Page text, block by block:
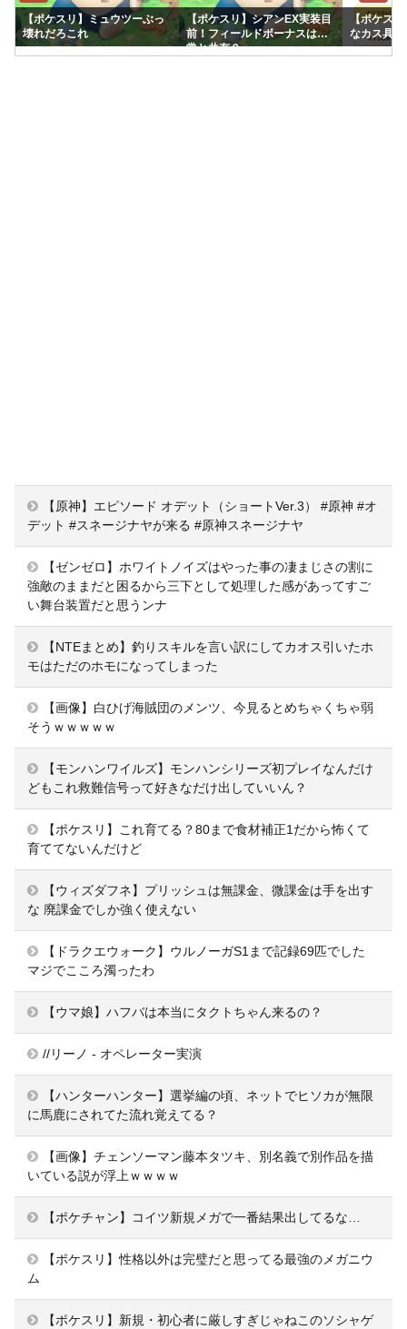
【ポケスリ】ミュウツーぶっ
壊れだろこれ
【ポケスリ】シアンEX実装目
前！フィールドボーナスは通
常と共有？
【ポケス
なカス具合
【原神】エピソード オデット（ショートVer.3） #原神 #オ
デット #スネージナヤが来る #原神スネージナヤ
【ゼンゼロ】ホワイトノイズはやった事の凄まじさの割に
強敵のままだと困るから三下として処理した感があってすご
い舞台装置だと思うンナ
【NTEまとめ】釣りスキルを言い訳にしてカオス引いたホ
モはただのホモになってしまった
【画像】白ひげ海賊団のメンツ、今見るとめちゃくちゃ弱
そうｗｗｗｗｗ
【モンハンワイルズ】モンハンシリーズ初プレイなんだけ
どもこれ救難信号って好きなだけ出していいん？
【ポケスリ】これ育てる？80まで食材補正1だから怖くて
育ててないんだけど
【ウィズダフネ】プリッシュは無課金、微課金は手を出す
な 廃課金でしか強く使えない
【ドラクエウォーク】ウルノーガS1まで記録69匹でした
マジでこころ濁ったわ
【ウマ娘】ハフバは本当にタクトちゃん来るの？
//リーノ - オペレーター実演
【ハンターハンター】選挙編の頃、ネットでヒソカが無限
に馬鹿にされてた流れ覚えてる？
【画像】チェンソーマン藤本タツキ、別名義で別作品を描
いている説が浮上ｗｗｗｗ
【ポケチャン】コイツ新規メガで一番結果出してるな…
【ポケスリ】性格以外は完璧だと思ってる最強のメガニウ
ム
【ポケスリ】新規・初心者に厳しすぎじゃねこのソシャゲ